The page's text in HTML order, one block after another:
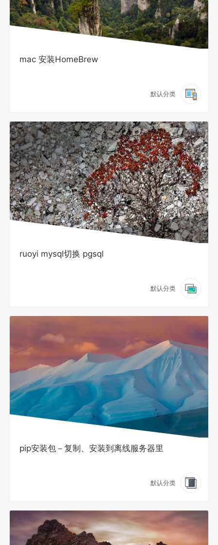
mac 安装HomeBrew
默认分类
ruoyi mysql切换 pgsql
默认分类
pip安装包－复制、安装到离线服务器里
默认分类